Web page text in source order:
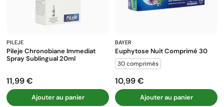
PILEJE
Pileje Chronobiane Immediat
Spray Sublingual 20ml
Prix
11,99 €
Ajouter au panier
BAYER
Euphytose Nuit Comprimé 30
30 comprimés
Prix
10,99 €
Ajouter au panier